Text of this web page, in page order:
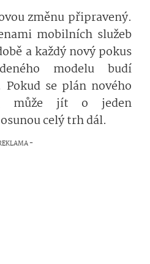
změnu připravený.
mobilních služeb
a každý nový pokus
modelu budí
se plán nového
může jít o jeden
celý trh dál.